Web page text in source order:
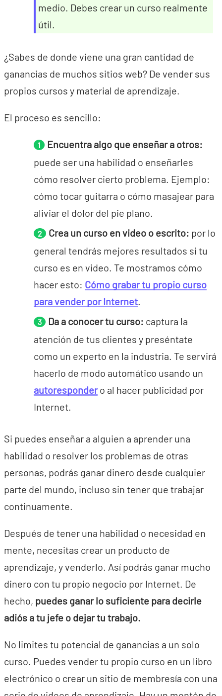
medio. Debes crear un curso realmente
útil.
¿Sabes de donde viene una gran cantidad de
ganancias de muchos sitios web? De vender sus
propios cursos y material de aprendizaje.
El proceso es sencillo:
Encuentra algo que enseñar a otros:
puede ser una habilidad o enseñarles
cómo resolver cierto problema. Ejemplo:
cómo tocar guitarra o cómo masajear para
aliviar el dolor del pie plano.
Crea un curso en video o escrito: por lo
general tendrás mejores resultados si tu
curso es en video. Te mostramos cómo
hacer esto: Cómo grabar tu propio curso
para vender por Internet.
Da a conocer tu curso: captura la
atención de tus clientes y preséntate
como un experto en la industria. Te servirá
hacerlo de modo automático usando un
autorespondero al hacer publicidad por
Internet.
Si puedes enseñar a alguien a aprender una
habilidad o resolver los problemas de otras
personas, podrás ganar dinero desde cualquier
parte del mundo, incluso sin tener que trabajar
continuamente.
Después de tener una habilidad o necesidad en
mente, necesitas crear un producto de
aprendizaje, y venderlo. Así podrás ganar mucho
dinero con tu propio negocio por Internet. De
hecho, puedes ganar lo suficiente para decirle
adiós a tu jefe o dejar tu trabajo.
No limites tu potencial de ganancias a un solo
curso. Puedes vender tu propio curso en un libro
electrónico o crear un sitio de membresía con una